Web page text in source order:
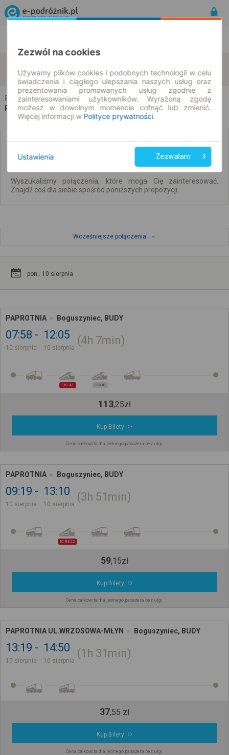
08.08.2026 | -- : --
zmień kryteria
Paprotnia → Boguszyniec
Rozkład jazdy i bilety
Brak połączeń spełniających Twoje kryteria.
Wyszukaliśmy połączenia, które moga Cię zainteresować.
Znajdź coś dla siebie spośród poniższych propozycji.
Wcześniejsze połączenia
pon.. 10 sierpnia
PAPROTNIA Boguszyniec, BUDY
07:58
10 sierpnia
12:05
10 sierpnia
4h 7min
EIC 41 OSOB.
113,25zł
Kup Bilety
Cena całkowita dla jednego pasażera bez ulgi
PAPROTNIA Boguszyniec, BUDY
09:19
10 sierpnia
13:10
10 sierpnia
3h 51min
IC 8322
59,15zł
Kup Bilety
Cena całkowita dla jednego pasażera bez ulgi
PAPROTNIA UL.WRZOSOWA-MŁYN Boguszyniec, BUDY
13:19
10 sierpnia
14:50
10 sierpnia
1h 31min
37,55 zł
Kup Bilety
Cena całkowita dla jednego pasażera bez ulgi
Zezwól na cookies
Używamy plików cookies i podobnych technologii w celu
świadczenia i ciągłego ulepszania naszych usług oraz
prezentowania promowanych usług zgodnie z
zainteresowaniami użytkowników. Wyrażoną zgodę
możesz w dowolnym momencie cofnąć lub zmienić.
Więcej informacji w Polityce prywatności.
Ustawienia Zezwalam